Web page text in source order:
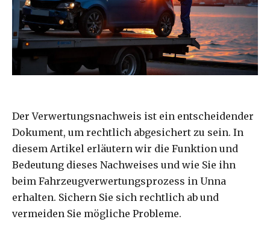
Der Verwertungsnachweis ist ein entscheidender
Dokument, um rechtlich abgesichert zu sein. In
diesem Artikel erläutern wir die Funktion und
Bedeutung dieses Nachweises und wie Sie ihn
beim Fahrzeugverwertungsprozess in Unna
erhalten. Sichern Sie sich rechtlich ab und
vermeiden Sie mögliche Probleme.